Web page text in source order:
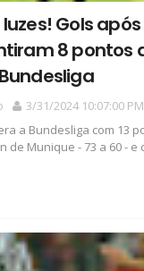
Gols após
8 pontos
3/31/2024 10:07:00 PM
a Bundesliga com 13
de Munique - 73 a 60 - e